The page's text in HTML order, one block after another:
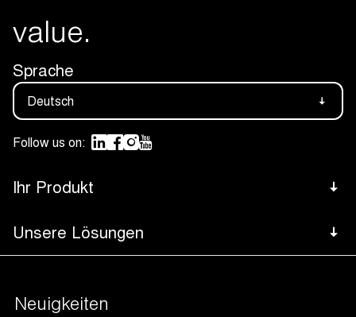
value.
Sprache
Deutsch
Follow us on:
Ihr Produkt
Fleisch
Fisch
Unsere Lösungen
Steuerungssystemen
Navigation
Neuigkeiten